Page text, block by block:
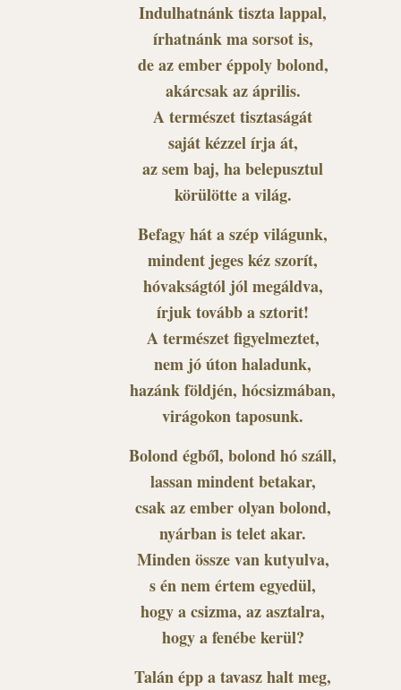
Indulhatnánk tiszta lappal,
írhatnánk ma sorsot is,
de az ember éppoly bolond,
akárcsak az április.
A természet tisztaságát
saját kézzel írja át,
az sem baj, ha belepusztul
körülötte a világ.
Befagy hát a szép világunk,
mindent jeges kéz szorít,
hóvakságtól jól megáldva,
írjuk tovább a sztorit!
A természet figyelmeztet,
nem jó úton haladunk,
hazánk földjén, hócsizmában,
virágokon taposunk.
Bolond égből, bolond hó száll,
lassan mindent betakar,
csak az ember olyan bolond,
nyárban is telet akar.
Minden össze van kutyulva,
s én nem értem egyedül,
hogy a csizma, az asztalra,
hogy a fenébe kerül?
Talán épp a tavasz halt meg,